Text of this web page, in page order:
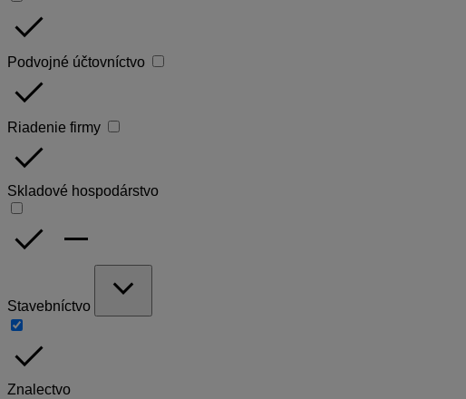
done
Podvojné účtovníctvo
done
Riadenie firmy
done
Skladové hospodárstvo
done remove
Stavebníctvo
expand_more
done
Znalectvo